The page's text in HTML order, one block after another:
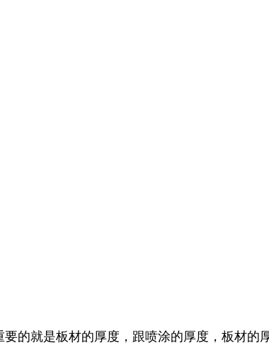
就是板材的厚度，跟喷涂的厚度，板材的